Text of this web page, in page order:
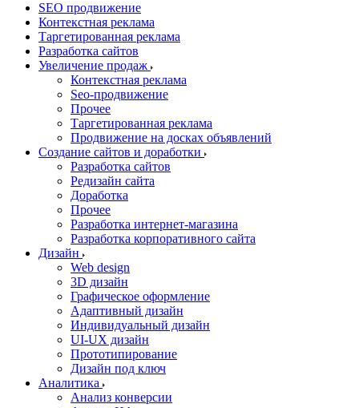
SEO продвижение
Контекстная реклама
Таргетированная реклама
Разработка сайтов
Увеличение продаж
Контекстная реклама
Seo-продвижение
Прочее
Таргетированная реклама
Продвижение на досках объявлений
Создание сайтов и доработки
Разработка сайтов
Редизайн сайта
Доработка
Прочее
Разработка интернет-магазина
Разработка корпоративного сайта
Дизайн
Web design
3D дизайн
Графическое оформление
Адаптивный дизайн
Индивидуальный дизайн
UI‑UX дизайн
Прототипирование
Дизайн под ключ
Аналитика
Анализ конверсии